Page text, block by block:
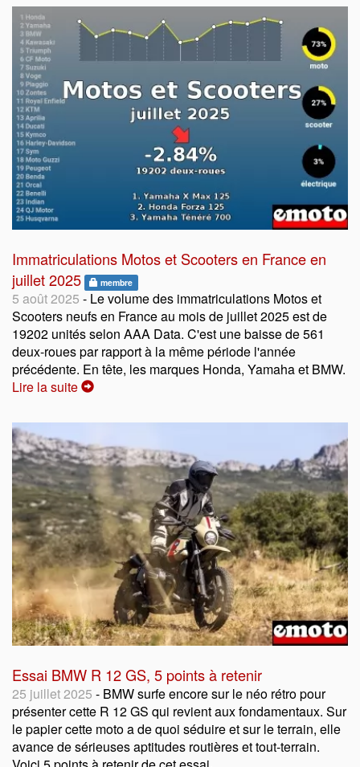
Immatriculations Motos et Scooters en France en
juillet 2025
membre
5 août 2025 - Le volume des immatriculations Motos et
Scooters neufs en France au mois de juillet 2025 est de
19202 unités selon AAA Data. C'est une baisse de 561
deux-roues par rapport à la même période l'année
précédente. En tête, les marques Honda, Yamaha et BMW.
Lire la suite
Essai BMW R 12 GS, 5 points à retenir
25 juillet 2025 - BMW surfe encore sur le néo rétro pour
présenter cette R 12 GS qui revient aux fondamentaux. Sur
le papier cette moto a de quoi séduire et sur le terrain, elle
avance de sérieuses aptitudes routières et tout-terrain.